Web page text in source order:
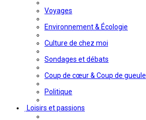
Voyages
Environnement & Écologie
Culture de chez moi
Sondages et débats
Coup de cœur & Coup de gueule
Politique
Loisirs et passions